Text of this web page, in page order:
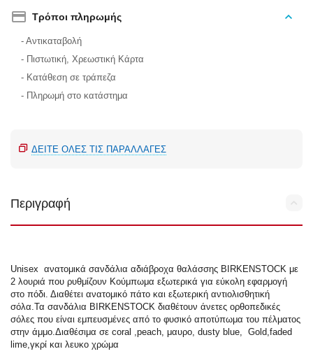
Τρόποι πληρωμής
- Αντικαταβολή
- Πιστωτική, Χρεωστική Κάρτα
- Κατάθεση σε τράπεζα
- Πληρωμή στο κατάστημα
ΔΕΊΤΕ ΌΛΕΣ ΤΙΣ ΠΑΡΑΛΛΑΓΈΣ
Περιγραφή
Unisex ανατομικά σανδάλια αδιάβροχα θαλάσσης BIRKENSTOCK με
2 λουριά που ρυθμίζουν Κούμπωμα εξωτερικά για εύκολη εφαρμογή
στο πόδι. Διαθέτει ανατομικό πάτο και εξωτερική αντιολισθητική
σόλα.Τα σανδάλια BIRKENSTOCK διαθέτουν άνετες ορθοπεδικές
σόλες που είναι εμπευσμένες από το φυσικό αποτύπωμα του πέλματος
στην άμμο.Διαθέσιμα σε coral ,peach, μαυρο, dusty blue, Gold,faded
lime,γκρί και λευκο χρώμα